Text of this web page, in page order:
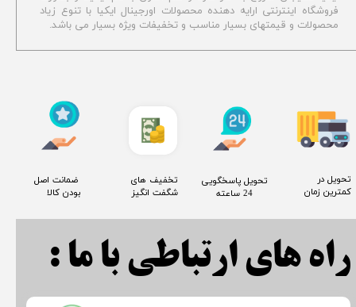
فروشگاه اینترنتی ارایه دهنده محصولات اورجینال ایکیا با تنوع زیاد
محصولات و قیمتهای بسیار مناسب و تخفیفات ویژه بسیار می باشد.
راه های ارتباطی با ما :
​تحویل در
کمترین زمان
​تحویل پاسخگویی
24 ساعته
​تخفیف های
شگفت انگیز
​ ضمانت اصل
بودن کالا